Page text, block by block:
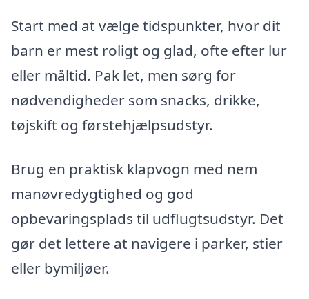
Start med at vælge tidspunkter, hvor dit
barn er mest roligt og glad, ofte efter lur
eller måltid. Pak let, men sørg for
nødvendigheder som snacks, drikke,
tøjskift og førstehjælpsudstyr.
Brug en praktisk klapvogn med nem
manøvredygtighed og god
opbevaringsplads til udflugtsudstyr. Det
gør det lettere at navigere i parker, stier
eller bymiljøer.